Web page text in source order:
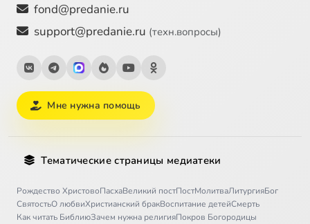
fond@predanie.ru
support@predanie.ru (техн.вопросы)
Мне нужна помощь
Тематические страницы медиатеки
Рождество ХристовоПасхаВеликий постПостМолитваЛитургияБог
СвятостьО любвиХристианский бракВоспитание детейСмерть
Как читать БиблиюЗачем нужна религияПокров Богородицы